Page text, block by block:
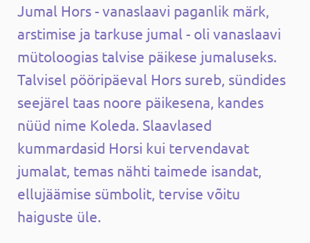
Jumal Hors - vanaslaavi paganlik märk,
arstimise ja tarkuse jumal - oli vanaslaavi
mütoloogias talvise päikese jumaluseks.
Talvisel pööripäeval Hors sureb, sündides
seejärel taas noore päikesena, kandes
nüüd nime Koleda. Slaavlased
kummardasid Horsi kui tervendavat
jumalat, temas nähti taimede isandat,
ellujäämise sümbolit, tervise võitu
haiguste üle.